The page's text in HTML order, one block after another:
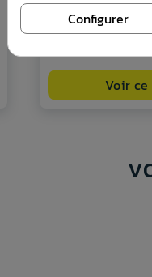
Voir
Configurer